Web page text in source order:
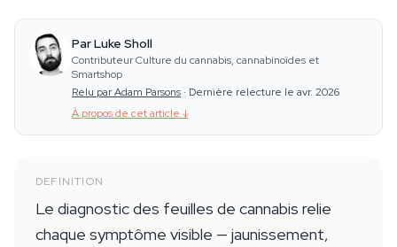
Par Luke Sholl
Contributeur Culture du cannabis, cannabinoïdes et
Smartshop
Relu par Adam Parsons · Dernière relecture le avr. 2026
À propos de cet article ↓
DEFINITION
Le diagnostic des feuilles de cannabis relie
chaque symptôme visible — jaunissement,